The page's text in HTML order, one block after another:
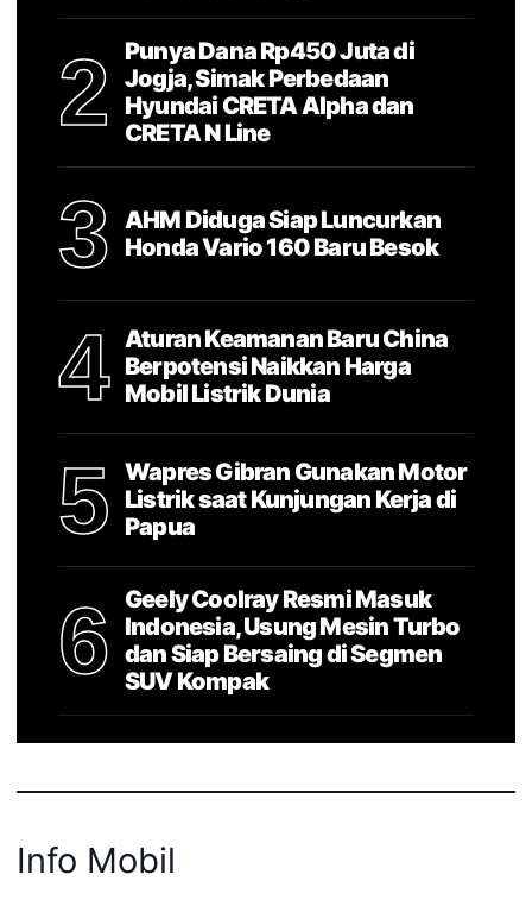
2
Punya Dana Rp450 Juta di
Jogja, Simak Perbedaan
Hyundai CRETA Alpha dan
CRETA N Line
3
AHM Diduga Siap Luncurkan
Honda Vario 160 Baru Besok
4
Aturan Keamanan Baru China
Berpotensi Naikkan Harga
Mobil Listrik Dunia
5
Wapres Gibran Gunakan Motor
Listrik saat Kunjungan Kerja di
Papua
6
Geely Coolray Resmi Masuk
Indonesia, Usung Mesin Turbo
dan Siap Bersaing di Segmen
SUV Kompak
Info Mobil